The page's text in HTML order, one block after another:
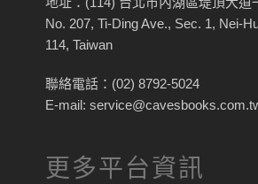
No. 207, Ti-Ding Ave., Sec. 1, Nei-
114, Taiwan
聯絡電話：(02) 8792-5024
E-mail:
更多平台資訊